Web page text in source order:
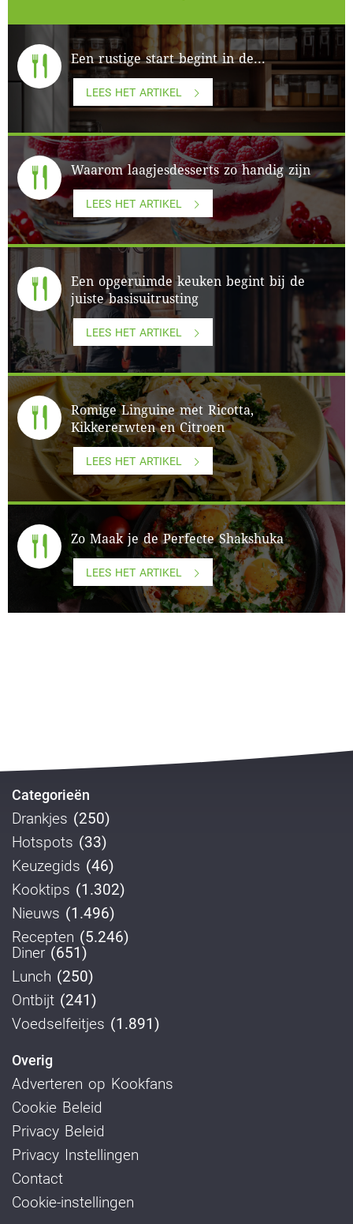
Een rustige start begint in de...
LEES HET ARTIKEL
Waarom laagjesdesserts zo handig zijn
LEES HET ARTIKEL
Een opgeruimde keuken begint bij de
juiste basisuitrusting
LEES HET ARTIKEL
Romige Linguine met Ricotta,
Kikkererwten en Citroen
LEES HET ARTIKEL
Zo Maak je de Perfecte Shakshuka
LEES HET ARTIKEL
Categorieën
Drankjes (250)
Hotspots (33)
Keuzegids (46)
Kooktips (1.302)
Nieuws (1.496)
Recepten (5.246)
Diner (651)
Lunch (250)
Ontbijt (241)
Voedselfeitjes (1.891)
Overig
Adverteren op Kookfans
Cookie Beleid
Privacy Beleid
Privacy Instellingen
Contact
Cookie-instellingen